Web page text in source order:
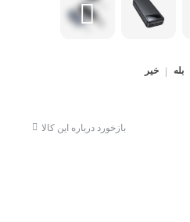
بله | خیر
بازخورد درباره این کالا